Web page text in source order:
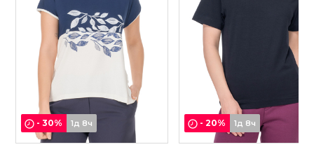
-30% 1д 8ч -20% 1д 8ч